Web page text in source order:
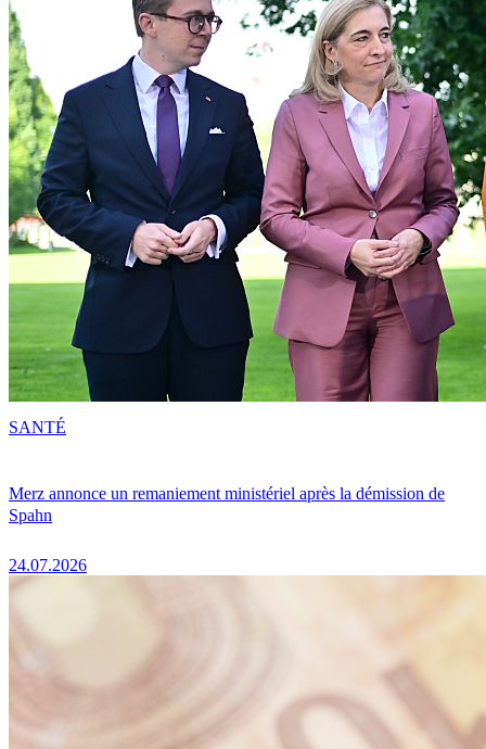
Merz annonce un remaniement ministériel après la démission de
Spahn
24.07.2026
SANTÉ